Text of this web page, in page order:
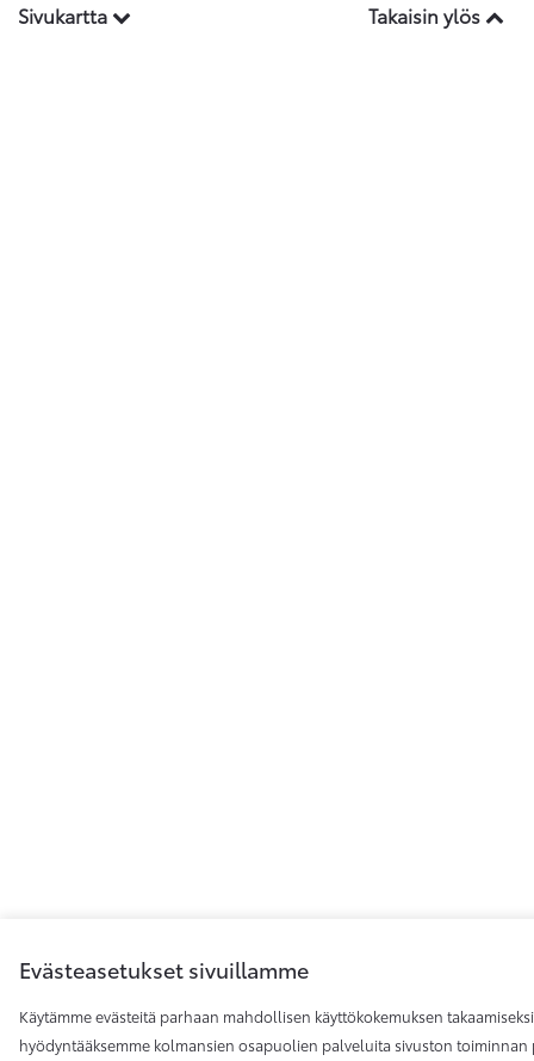
Sivukartta
Takaisin ylös
Evästeasetukset sivuillamme
Käytämme evästeitä parhaan mahdollisen käyttökokemuksen
hyödyntääksemme kolmansien osapuolien palveluita sivuston toiminnan